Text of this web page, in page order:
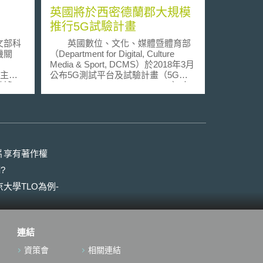
科
關
要
，
活動
創
個指
公布
了
與高
的變
動狀
術
英國將於西密德蘭郡大規模
推行5G試驗計畫
英國數位、文化、媒體暨體育部
（Department for Digital, Culture
Media & Sport, DCMS）於2018年3月
公布5G測試平台及試驗計畫（5G
Testbeds and Trials Programme）中
之都市聯網計畫（Urban Connected
一個計畫項目。 本項目內容側重
於醫療及汽車業，包含： 1. 透過流暢
（Outpatient appointment）或緊急醫
享查看，以提升醫療照護之效率與品
質。 2. 「聯網救護車」：醫療輔助人
享有著作權
大學TLO為例-
連結
資策會 相關連結